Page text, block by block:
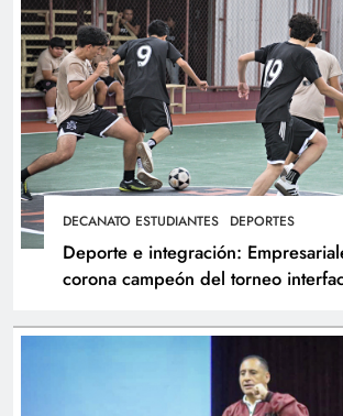
DECANATO ESTUDIANTES DEPORTES
Deporte e integración:
corona campeón del torneo